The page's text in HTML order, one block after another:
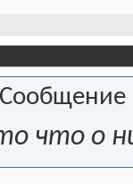
Сообщение
что о